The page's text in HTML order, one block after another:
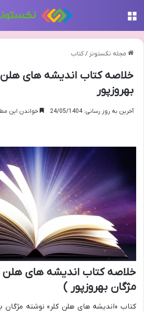
مجله نکستونز /کتاب
خلاصه کتاب اندیشه های هلن
بهروزپور
آخرین به روز رسانی: 24/05/1404 خواندن این مطلب 13 دقیقه
خلاصه کتاب اندیشه های هلن
مژگان بهروزپور )
کتاب «اندیشه های هلن کلر» نوشته مژگان